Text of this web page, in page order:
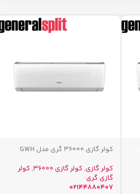
کولر گازی 36000 گری مدل GWH
کولر گازی, کولر گازی ۳۶۰۰۰ , کولر
گازی گری
02144880407